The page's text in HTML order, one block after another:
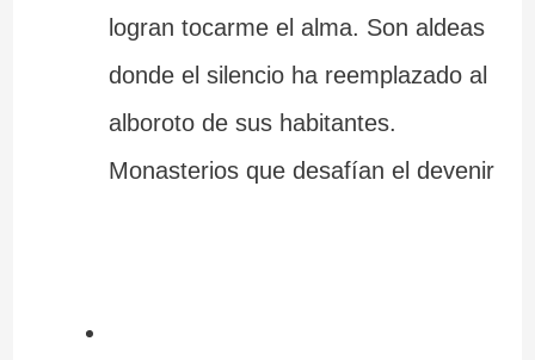
logran tocarme el alma. Son aldeas
donde el silencio ha reemplazado al
alboroto de sus habitantes.
Monasterios que desafían el devenir